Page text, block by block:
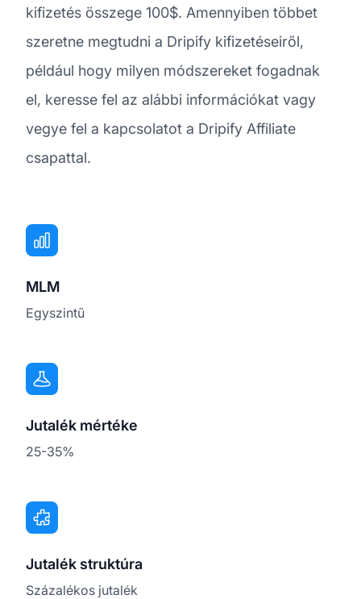
kifizetés összege 100$. Amennyiben többet
szeretne megtudni a Dripify kifizetéseiről,
például hogy milyen módszereket fogadnak
el, keresse fel az alábbi információkat vagy
vegye fel a kapcsolatot a Dripify Affiliate
csapattal.
MLM
Egyszintű
Jutalék mértéke
25-35%
Jutalék struktúra
Százalékos jutalék